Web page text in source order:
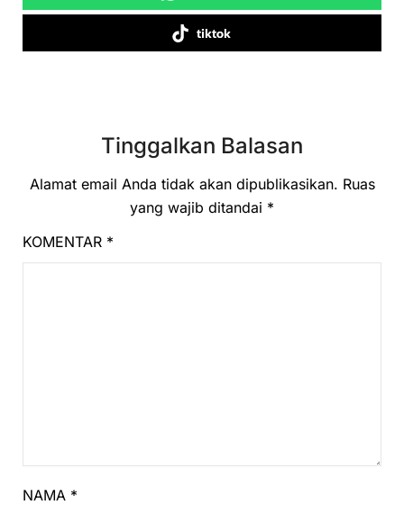
tiktok
Tinggalkan Balasan
Alamat email Anda tidak akan dipublikasikan. Ruas
yang wajib ditandai *
KOMENTAR *
NAMA *